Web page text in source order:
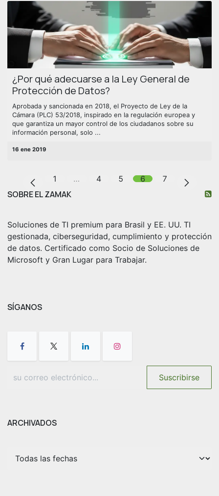
¿Por qué adecuarse a la Ley General de
Protección de Datos?
Aprobada y sancionada en 2018, el Proyecto de Ley de la
Cámara (PLC) 53/2018, inspirado en la regulación europea y
que garantiza un mayor control de los ciudadanos sobre su
información personal, solo ...
16 ene 2019
1 … 4 5 6 7
SOBRE EL ZAMAK
Soluciones de TI premium para Brasil y EE. UU. TI
gestionada, ciberseguridad, cumplimiento y protección
de datos. Certificado como Socio de Soluciones de
Microsoft y Gran Lugar para Trabajar.
SÍGANOS
Suscribirse
ARCHIVADOS